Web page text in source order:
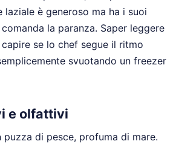
laziale è generoso ma ha i suoi
la paranza. Saper leggere
se lo chef segue il ritmo
svuotando un freezer
e olfattivi
puzza di pesce, profuma di mare.